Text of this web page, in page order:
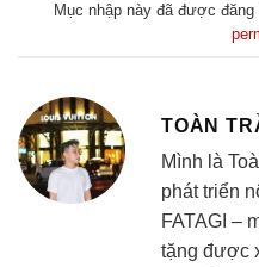
Mục nhập này đã được đăng
TOÀN
Mình là
phát triển
FATAGI –
tặng được